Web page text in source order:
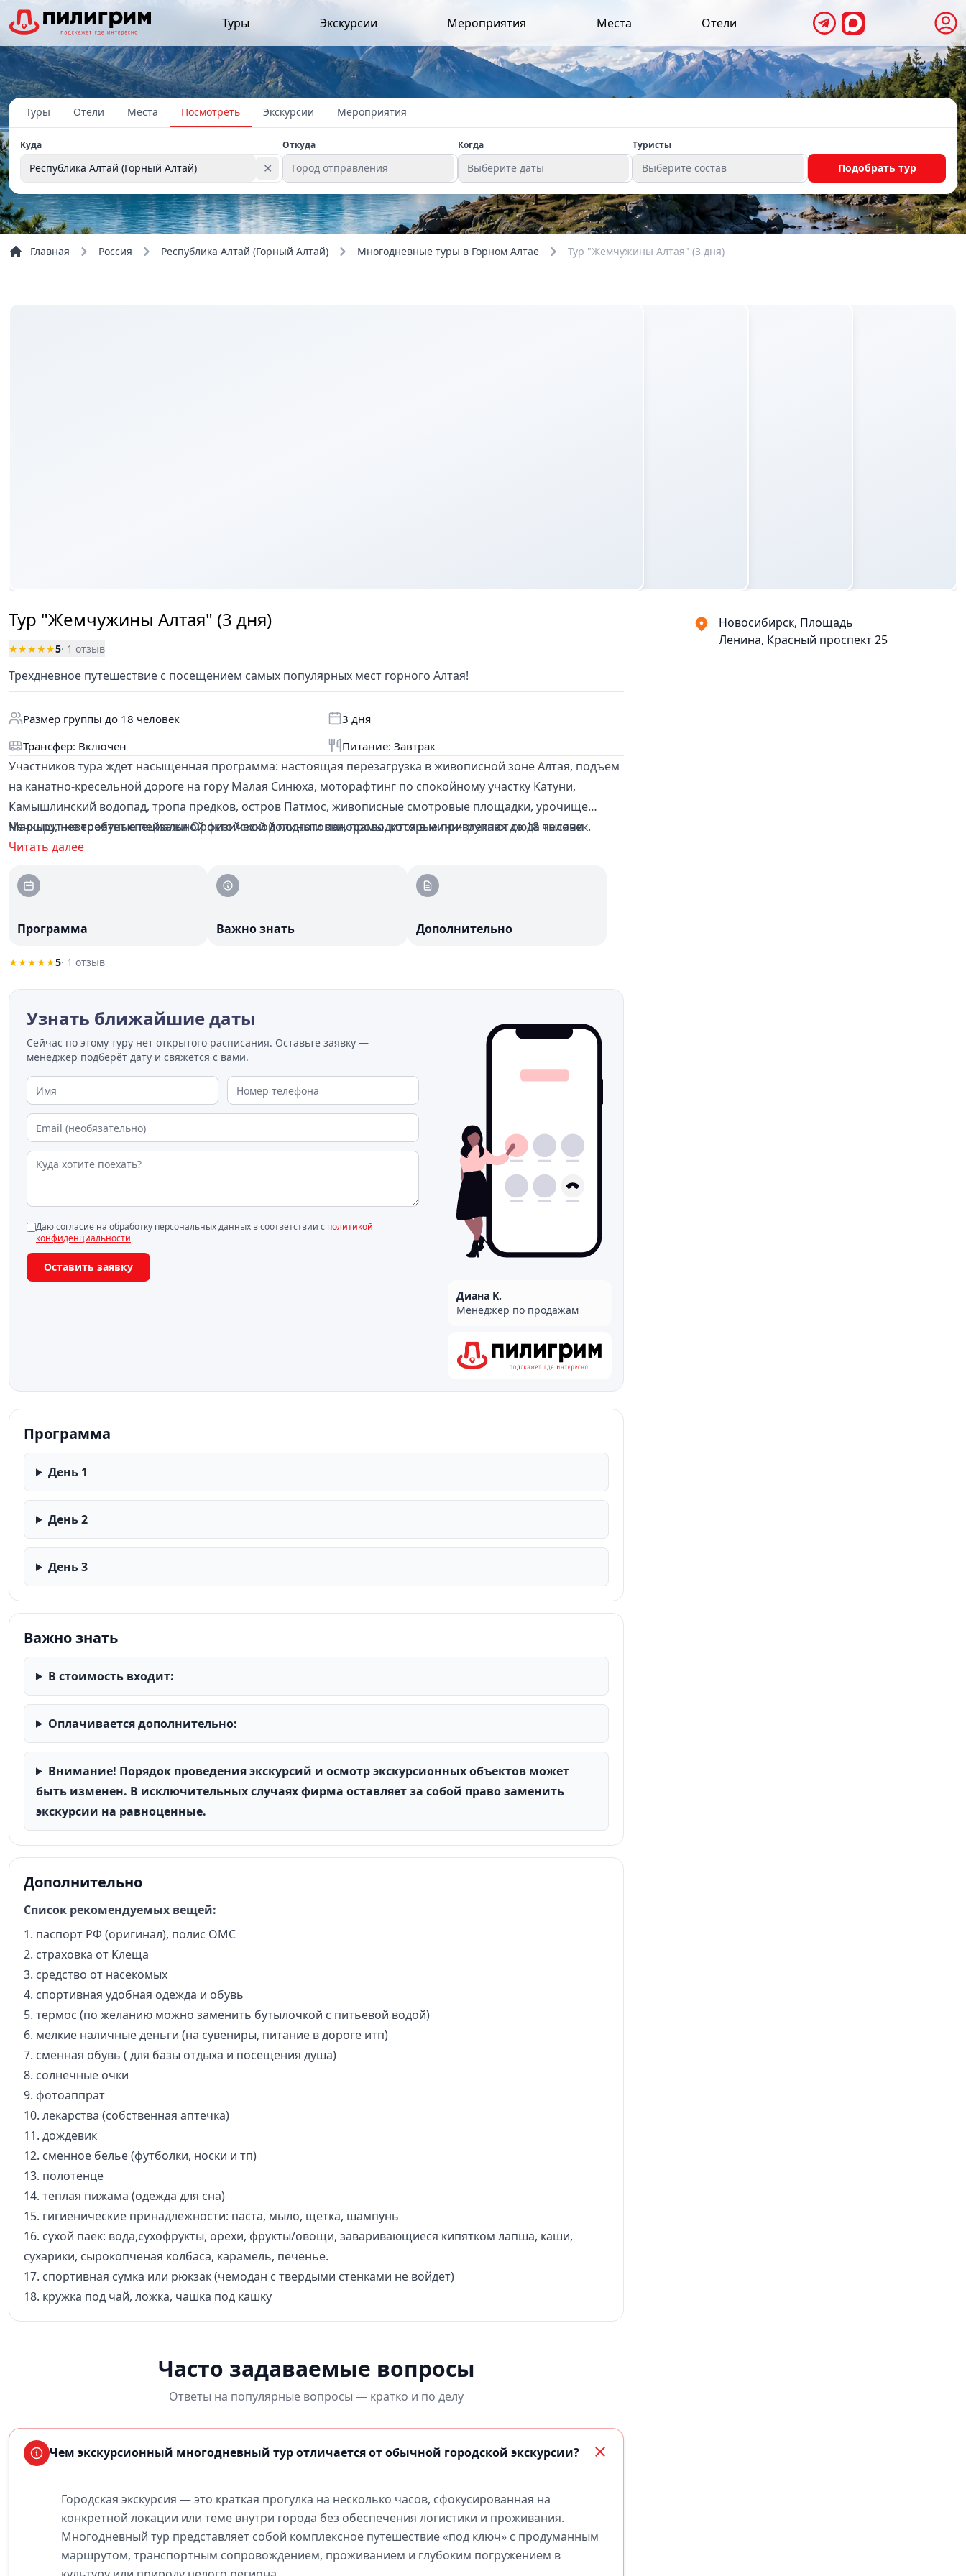
Туры Экскурсии Мероприятия Места Отели
Туры Отели Места Посмотреть Экскурсии Мероприятия
Куда
Республика Алтай (Горный Алтай) ✕
Откуда
Город отправления
Когда
Выберите даты
Туристы
Выберите состав Подобрать тур
Главная Россия Республика Алтай (Горный Алтай) Многодневные туры в Горном Алтае Тур "Жемчужины Алтая" (3 дня)
Тур "Жемчужины Алтая" (3 дня)
★★★★★5· 1 отзыв
Трехдневное путешествие с посещением самых популярных мест горного Алтая!
Размер группы до 18 человек
3 дня
Трансфер: Включен
Питание: Завтрак
Участников тура ждет насыщенная программа: настоящая перезагрузка в живописной зоне Алтая, подъем
на канатно-кресельной дороге на гору Малая Синюха, моторафтинг по спокойному участку Катуни,
Камышлинский водопад, тропа предков, остров Патмос, живописные смотровые площадки, урочище
Чечкыш, невероятные пейзажи Ороктойской долины и панорамы, которые привлекают сюда тысячи
туристов.
Маршрут не требует специальной физической подготовки, проводится в мини-группах до 18 человек.
Читать далее
Программа Важно знать Дополнительно
★★★★★5· 1 отзыв
Узнать ближайшие даты
Сейчас по этому туру нет открытого расписания. Оставьте заявку —
менеджер подберёт дату и свяжется с вами.
Даю согласие на обработку персональных данных в соответствии с политикой
конфиденциальности
Оставить заявку
Диана К.
Менеджер по продажам
Программа
День 1
День 2
День 3
Важно знать
В стоимость входит:
Оплачивается дополнительно:
Внимание! Порядок проведения экскурсий и осмотр экскурсионных объектов может
быть изменен. В исключительных случаях фирма оставляет за собой право заменить
экскурсии на равноценные.
Дополнительно
Список рекомендуемых вещей:
1. паспорт РФ (оригинал), полис ОМС
2. страховка от Клеща
3. средство от насекомых
4. спортивная удобная одежда и обувь
5. термос (по желанию можно заменить бутылочкой с питьевой водой)
6. мелкие наличные деньги (на сувениры, питание в дороге итп)
7. сменная обувь ( для базы отдыха и посещения душа)
8. солнечные очки
9. фотоаппрат
10. лекарства (собственная аптечка)
11. дождевик
12. сменное белье (футболки, носки и тп)
13. полотенце
14. теплая пижама (одежда для сна)
15. гигиенические принадлежности: паста, мыло, щетка, шампунь
16. сухой паек: вода,сухофрукты, орехи, фрукты/овощи, заваривающиеся кипятком лапша, каши,
сухарики, сырокопченая колбаса, карамель, печенье.
17. спортивная сумка или рюкзак (чемодан с твердыми стенками не войдет)
18. кружка под чай, ложка, чашка под кашку
Часто задаваемые вопросы
Ответы на популярные вопросы — кратко и по делу
Чем экскурсионный многодневный тур отличается от обычной городской экскурсии?
Городская экскурсия — это краткая прогулка на несколько часов, сфокусированная на
конкретной локации или теме внутри города без обеспечения логистики и проживания.
Многодневный тур представляет собой комплексное путешествие «под ключ» с продуманным
маршрутом, транспортным сопровождением, проживанием и глубоким погружением в
Новосибирск, Площадь
Ленина, Красный проспект 25